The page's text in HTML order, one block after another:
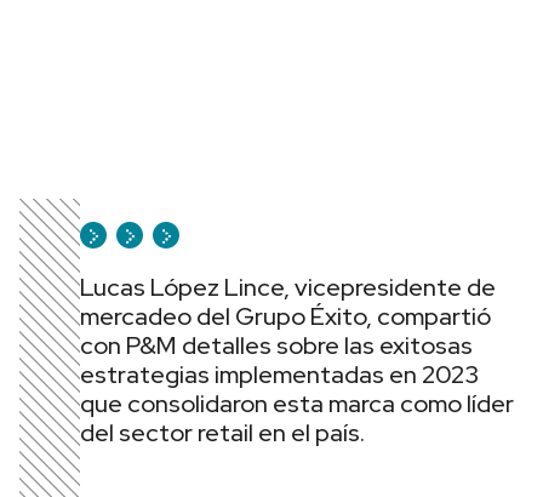
Lucas López Lince, vicepresidente de
mercadeo del Grupo Éxito, compartió
con P&M detalles sobre las exitosas
estrategias implementadas en 2023
que consolidaron esta marca como líder
del sector retail en el país.